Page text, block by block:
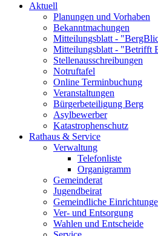
Aktuell
Planungen und Vorhaben
Bekanntmachungen
Mitteilungsblatt -
Mitteilungsblatt - "Betrifft
Stellenausschreibungen
Notruftafel
Online Terminbuchung
Veranstaltungen
Bürgerbeteiligung Berg
Asylbewerber
Katastrophenschutz
Rathaus & Service
Verwaltung
Telefonliste
Organigramm
Gemeinderat
Jugendbeirat
Gemeindliche
Ver- und Entsorgung
Wahlen und Entscheide